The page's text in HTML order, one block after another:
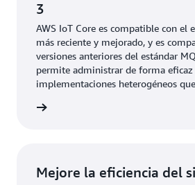
3
AWS IoT Core es compatible con el
más reciente y mejorado, y es
versiones anteriores del estándar
permite administrar de forma eficaz
implementaciones heterogéneos
MQTT y, al mismo tiempo,
Mejore la eficiencia del